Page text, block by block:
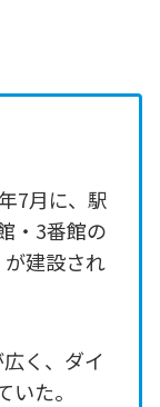
7月に、駅
・3番館の
建設され
く、ダイ
た。